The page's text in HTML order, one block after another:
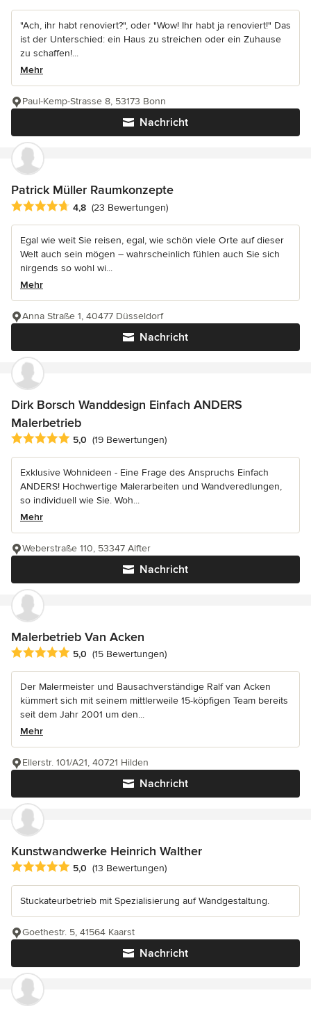
"Ach, ihr habt renoviert?", oder "Wow! Ihr habt ja renoviert!" Das
ist der Unterschied: ein Haus zu streichen oder ein Zuhause
zu schaffen!...
Mehr
Nachricht
Paul-Kemp-Strasse 8, 53173 Bonn
Patrick Müller Raumkonzepte
Durchschnittliche Bewertung: 4.8 von 5 Sternen
4,8 (23 Bewertungen)
Egal wie weit Sie reisen, egal, wie schön viele Orte auf dieser
Welt auch sein mögen – wahrscheinlich fühlen auch Sie sich
nirgends so wohl wi...
Mehr
Nachricht
Anna Straße 1, 40477 Düsseldorf
Dirk Borsch Wanddesign Einfach ANDERS
Malerbetrieb
Durchschnittliche Bewertung: 5 von 5 Sternen
5,0 (19 Bewertungen)
Exklusive Wohnideen - Eine Frage des Anspruchs Einfach
ANDERS! Hochwertige Malerarbeiten und Wandveredlungen,
so individuell wie Sie. Woh...
Mehr
Nachricht
Weberstraße 110, 53347 Alfter
Malerbetrieb Van Acken
Durchschnittliche Bewertung: 5 von 5 Sternen
5,0 (15 Bewertungen)
Der Malermeister und Bausachverständige Ralf van Acken
kümmert sich mit seinem mittlerweile 15-köpfigen Team bereits
seit dem Jahr 2001 um den...
Mehr
Nachricht
Ellerstr. 101/A21, 40721 Hilden
Kunstwandwerke Heinrich Walther
Durchschnittliche Bewertung: 5 von 5 Sternen
5,0 (13 Bewertungen)
Stuckateurbetrieb mit Spezialisierung auf Wandgestaltung.
Nachricht
Goethestr. 5, 41564 Kaarst